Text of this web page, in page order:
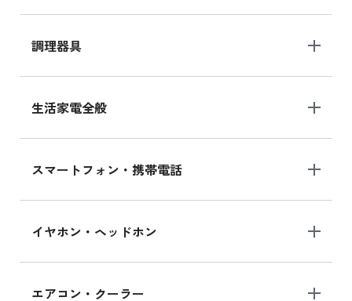
調理器具
生活家電全般
スマートフォン・携帯電話
イヤホン・ヘッドホン
エアコン・クーラー